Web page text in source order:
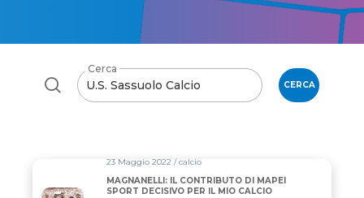
Cerca
CERCA
23 Maggio 2022 / calcio
MAGNANELLI: IL CONTRIBUTO DI MAPEI
SPORT DECISIVO PER IL MIO CALCIO